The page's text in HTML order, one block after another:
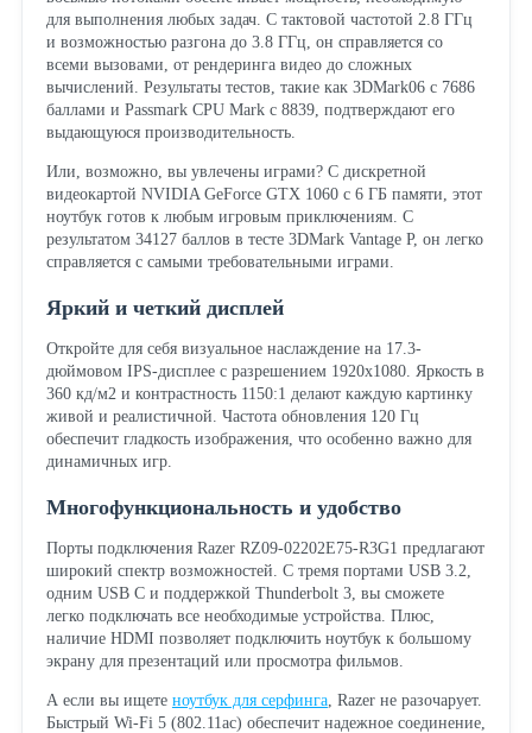
для выполнения любых задач. С тактовой частотой 2.8 ГГц
и возможностью разгона до 3.8 ГГц, он справляется со
всеми вызовами, от рендеринга видео до сложных
вычислений. Результаты тестов, такие как 3DMark06 с 7686
баллами и Passmark CPU Mark с 8839, подтверждают его
выдающуюся производительность.
Или, возможно, вы увлечены играми? С дискретной
видеокартой NVIDIA GeForce GTX 1060 с 6 ГБ памяти, этот
ноутбук готов к любым игровым приключениям. С
результатом 34127 баллов в тесте 3DMark Vantage P, он легко
справляется с самыми требовательными играми.
Яркий и четкий дисплей
Откройте для себя визуальное наслаждение на 17.3-
дюймовом IPS-дисплее с разрешением 1920x1080. Яркость в
360 кд/м2 и контрастность 1150:1 делают каждую картинку
живой и реалистичной. Частота обновления 120 Гц
обеспечит гладкость изображения, что особенно важно для
динамичных игр.
Многофункциональность и удобство
Порты подключения Razer RZ09-02202E75-R3G1 предлагают
широкий спектр возможностей. С тремя портами USB 3.2,
одним USB C и поддержкой Thunderbolt 3, вы сможете
легко подключать все необходимые устройства. Плюс,
наличие HDMI позволяет подключить ноутбук к большому
экрану для презентаций или просмотра фильмов.
А если вы ищете ноутбук для серфинга, Razer не разочарует.
Быстрый Wi-Fi 5 (802.11ac) обеспечит надежное соединение,